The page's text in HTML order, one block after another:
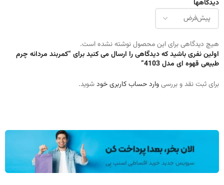
دیدگاهها
هیچ دیدگاهی برای این محصول نوشته نشده است.
اولین نفری باشید که دیدگاهی را ارسال می کنید برای “کمربند مردانه چرم
طبیعی قهوه ای مدل 4103”
برای ثبت نقد و بررسیوارد حساب کاربری خودشوید.